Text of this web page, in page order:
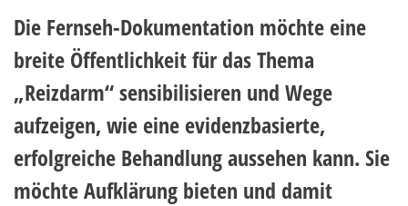
Die Fernseh-Dokumentation möchte eine
breite Öffentlichkeit für das Thema
„Reizdarm“ sensibilisieren und Wege
aufzeigen, wie eine evidenzbasierte,
erfolgreiche Behandlung aussehen kann. Sie
möchte Aufklärung bieten und damit